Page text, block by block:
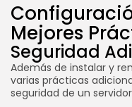
Mejores
Seguridad
Además de instalar y
varias prácticas
seguridad de un